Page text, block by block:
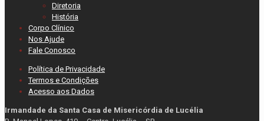
Diretoria
História
Corpo Clínico
Nos Ajude
Fale Conosco
Política de Privacidade
Termos e Condições
Acesso aos Dados
Irmandade da Santa Casa de Misericórdia de Lucélia